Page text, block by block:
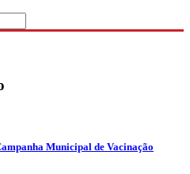
Municipal de Vacinação